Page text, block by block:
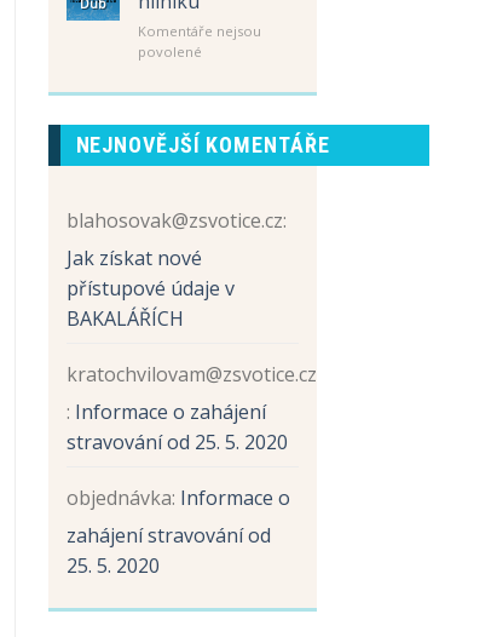
rodičů
žáků
prvních
Komentáře nejsou
povolenéu
s
Sběr
papíru
NEJNOVĚJŠÍ KOMENTÁŘE
blahosovak@zsvotice.cz:
Jak získat nové
přístupové údaje v
BAKALÁŘÍCH
kratochvilovam@zsvotice.cz
: Informace o zahájení
stravování od 25. 5. 2020
objednávka: Informace o
zahájení stravování od
25. 5. 2020